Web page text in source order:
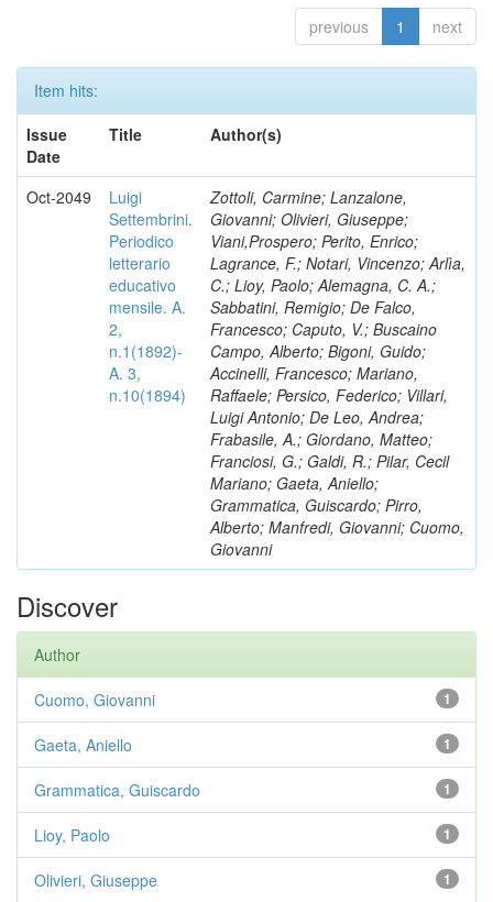
previous 1 next
Item hits:
Issue
Date
Title Author(s)
Oct-2049
Luigi
Settembrini.
Periodico
letterario
educativo
mensile. A.
2,
n.1(1892)-
A. 3,
n.10(1894)
Zottoli, Carmine; Lanzalone,
Giovanni; Olivieri, Giuseppe;
Viani,Prospero; Perito, Enrico;
Lagrance, F.; Notari, Vincenzo; Arlìa,
C.; Lioy, Paolo; Alemagna, C. A.;
Sabbatini, Remigio; De Falco,
Francesco; Caputo, V.; Buscaino
Campo, Alberto; Bigoni, Guido;
Accinelli, Francesco; Mariano,
Raffaele; Persico, Federico; Villari,
Luigi Antonio; De Leo, Andrea;
Frabasile, A.; Giordano, Matteo;
Franciosi, G.; Galdi, R.; Pilar, Cecil
Mariano; Gaeta, Aniello;
Grammatica, Guiscardo; Pirro,
Alberto; Manfredi, Giovanni; Cuomo,
Giovanni
Discover
Author
1
Cuomo, Giovanni
1
Gaeta, Aniello
1
Grammatica, Guiscardo
1
Lioy, Paolo
1
Olivieri, Giuseppe